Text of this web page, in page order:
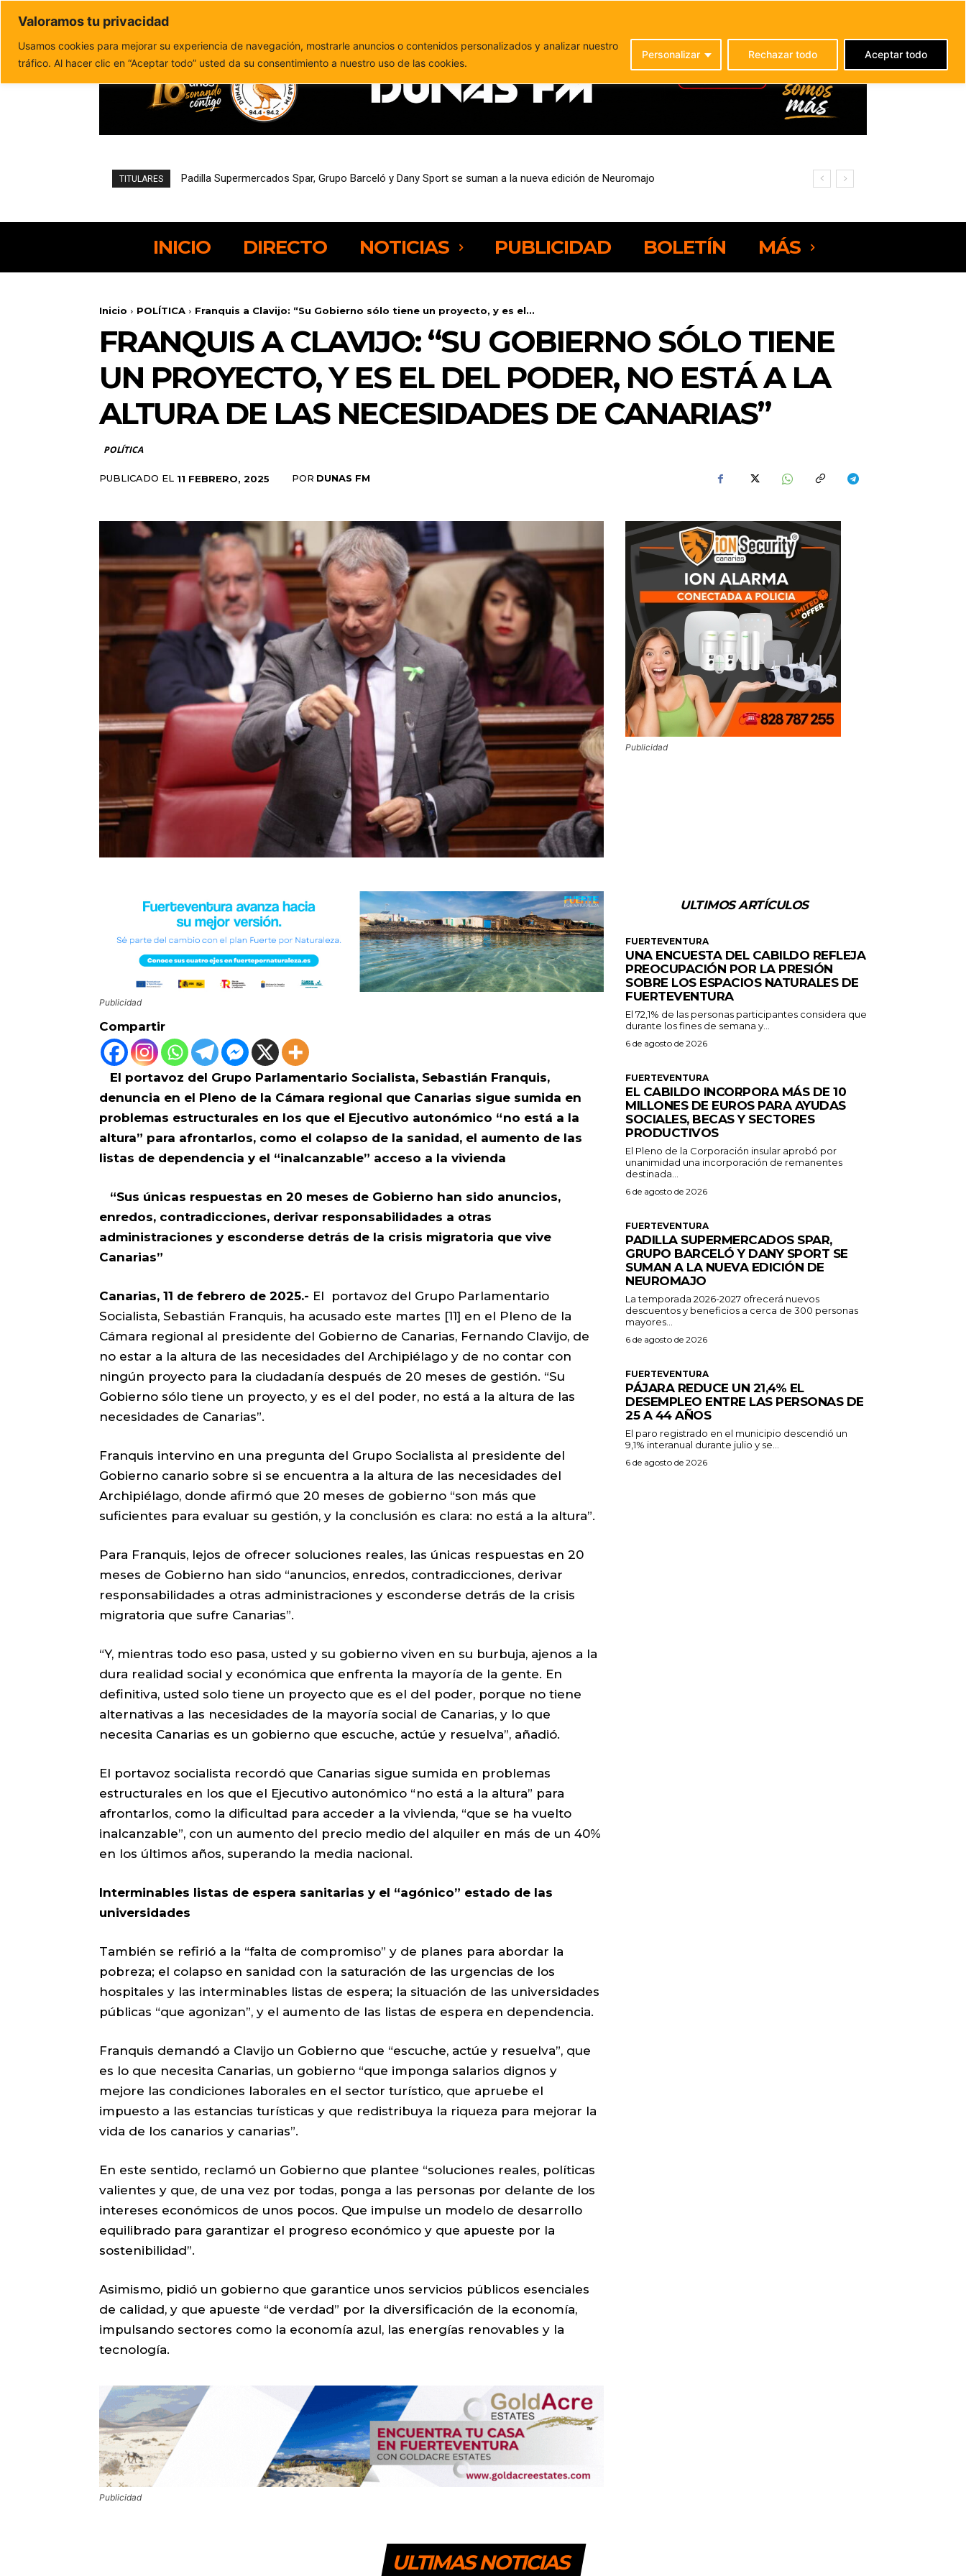
Valoramos tu privacidad
Usamos cookies para mejorar su experiencia de navegación, mostrarle anuncios o contenidos personalizados y analizar nuestro
tráfico. Al hacer clic en “Aceptar todo” usted da su consentimiento a nuestro uso de las cookies.
Personalizar Rechazar todo Aceptar todo
Política de privacidad
TITULARES Pájara reduce un 21,4% el desempleo entre las personas de 25 a 44 años
INICIO DIRECTO NOTICIAS PUBLICIDAD BOLETÍN MÁS
Inicio POLÍTICA Franquis a Clavijo: “Su Gobierno sólo tiene un proyecto, y es el...
FRANQUIS A CLAVIJO: “SU GOBIERNO SÓLO TIENE
UN PROYECTO, Y ES EL DEL PODER, NO ESTÁ A LA
ALTURA DE LAS NECESIDADES DE CANARIAS”
POLÍTICA
PUBLICADO EL 11 FEBRERO, 2025 POR DUNAS FM
Publicidad
Publicidad
Compartir
El portavoz del Grupo Parlamentario Socialista, Sebastián Franquis,
denuncia en el Pleno de la Cámara regional que Canarias sigue sumida en
problemas estructurales en los que el Ejecutivo autonómico “no está a la
altura” para afrontarlos, como el colapso de la sanidad, el aumento de las
listas de dependencia y el “inalcanzable” acceso a la vivienda
“Sus únicas respuestas en 20 meses de Gobierno han sido anuncios,
enredos, contradicciones, derivar responsabilidades a otras
administraciones y esconderse detrás de la crisis migratoria que vive
Canarias”
Canarias, 11 de febrero de 2025.- El portavoz del Grupo Parlamentario
Socialista, Sebastián Franquis, ha acusado este martes [11] en el Pleno de la
Cámara regional al presidente del Gobierno de Canarias, Fernando Clavijo, de
no estar a la altura de las necesidades del Archipiélago y de no contar con
ningún proyecto para la ciudadanía después de 20 meses de gestión. “Su
Gobierno sólo tiene un proyecto, y es el del poder, no está a la altura de las
necesidades de Canarias”.
Franquis intervino en una pregunta del Grupo Socialista al presidente del
Gobierno canario sobre si se encuentra a la altura de las necesidades del
Archipiélago, donde afirmó que 20 meses de gobierno “son más que
suficientes para evaluar su gestión, y la conclusión es clara: no está a la altura”.
Para Franquis, lejos de ofrecer soluciones reales, las únicas respuestas en 20
meses de Gobierno han sido “anuncios, enredos, contradicciones, derivar
responsabilidades a otras administraciones y esconderse detrás de la crisis
migratoria que sufre Canarias”.
“Y, mientras todo eso pasa, usted y su gobierno viven en su burbuja, ajenos a la
dura realidad social y económica que enfrenta la mayoría de la gente. En
definitiva, usted solo tiene un proyecto que es el del poder, porque no tiene
alternativas a las necesidades de la mayoría social de Canarias, y lo que
necesita Canarias es un gobierno que escuche, actúe y resuelva”, añadió.
El portavoz socialista recordó que Canarias sigue sumida en problemas
estructurales en los que el Ejecutivo autonómico “no está a la altura” para
afrontarlos, como la dificultad para acceder a la vivienda, “que se ha vuelto
inalcanzable”, con un aumento del precio medio del alquiler en más de un 40%
en los últimos años, superando la media nacional.
Interminables listas de espera sanitarias y el “agónico” estado de las
universidades
También se refirió a la “falta de compromiso” y de planes para abordar la
pobreza; el colapso en sanidad con la saturación de las urgencias de los
hospitales y las interminables listas de espera; la situación de las universidades
públicas “que agonizan”, y el aumento de las listas de espera en dependencia.
Franquis demandó a Clavijo un Gobierno que “escuche, actúe y resuelva”, que
es lo que necesita Canarias, un gobierno “que imponga salarios dignos y
mejore las condiciones laborales en el sector turístico, que apruebe el
impuesto a las estancias turísticas y que redistribuya la riqueza para mejorar la
vida de los canarios y canarias”.
En este sentido, reclamó un Gobierno que plantee “soluciones reales, políticas
valientes y que, de una vez por todas, ponga a las personas por delante de los
intereses económicos de unos pocos. Que impulse un modelo de desarrollo
equilibrado para garantizar el progreso económico y que apueste por la
sostenibilidad”.
Asimismo, pidió un gobierno que garantice unos servicios públicos esenciales
de calidad, y que apueste “de verdad” por la diversificación de la economía,
impulsando sectores como la economía azul, las energías renovables y la
tecnología.
Publicidad
ULTIMOS ARTÍCULOS
FUERTEVENTURA
UNA ENCUESTA DEL CABILDO REFLEJA
PREOCUPACIÓN POR LA PRESIÓN
SOBRE LOS ESPACIOS NATURALES DE
FUERTEVENTURA
El 72,1% de las personas participantes considera que
durante los fines de semana y...
6 de agosto de 2026
FUERTEVENTURA
EL CABILDO INCORPORA MÁS DE 10
MILLONES DE EUROS PARA AYUDAS
SOCIALES, BECAS Y SECTORES
PRODUCTIVOS
El Pleno de la Corporación insular aprobó por
unanimidad una incorporación de remanentes
destinada...
6 de agosto de 2026
FUERTEVENTURA
PADILLA SUPERMERCADOS SPAR,
GRUPO BARCELÓ Y DANY SPORT SE
SUMAN A LA NUEVA EDICIÓN DE
NEUROMAJO
La temporada 2026-2027 ofrecerá nuevos
descuentos y beneficios a cerca de 300 personas
mayores...
6 de agosto de 2026
FUERTEVENTURA
PÁJARA REDUCE UN 21,4% EL
DESEMPLEO ENTRE LAS PERSONAS DE
25 A 44 AÑOS
El paro registrado en el municipio descendió un
9,1% interanual durante julio y se...
6 de agosto de 2026
ULTIMAS NOTICIAS